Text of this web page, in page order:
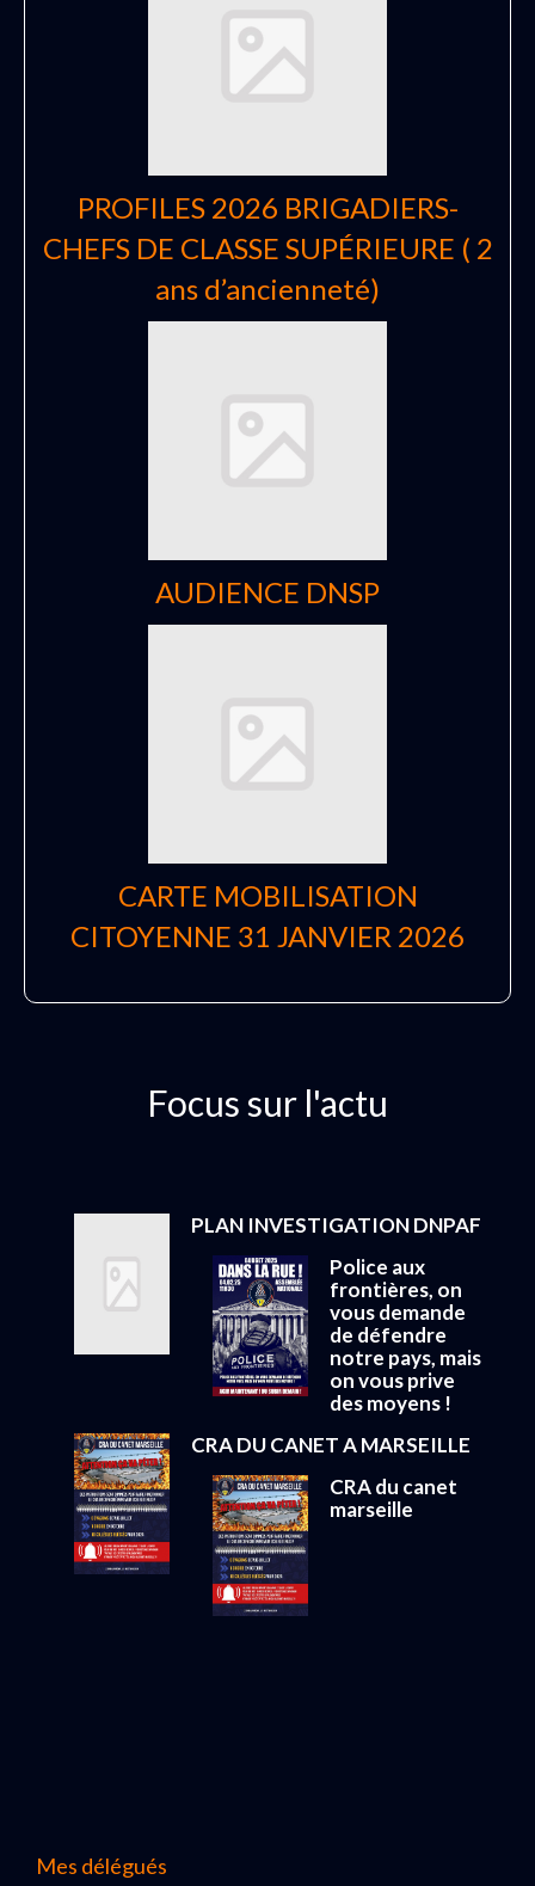
PROFILES 2026 BRIGADIERS-
CHEFS DE CLASSE SUPÉRIEURE ( 2
ans d’ancienneté)
AUDIENCE DNSP
CARTE MOBILISATION
CITOYENNE 31 JANVIER 2026
Focus sur l'actu
PLAN INVESTIGATION DNPAF
Police aux
frontières, on
vous demande
de défendre
notre pays, mais
on vous prive
des moyens !
CRA DU CANET A MARSEILLE
CRA du canet
marseille
Mes délégués